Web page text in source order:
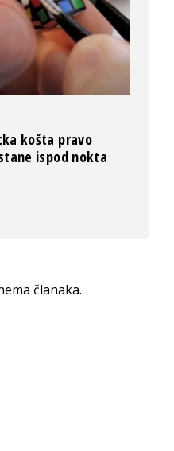
košta pravo
ispod nokta
članaka.